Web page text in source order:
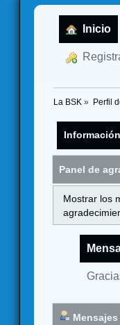
Inicio
La BSK » Perfil
Panel de
Mostrar los